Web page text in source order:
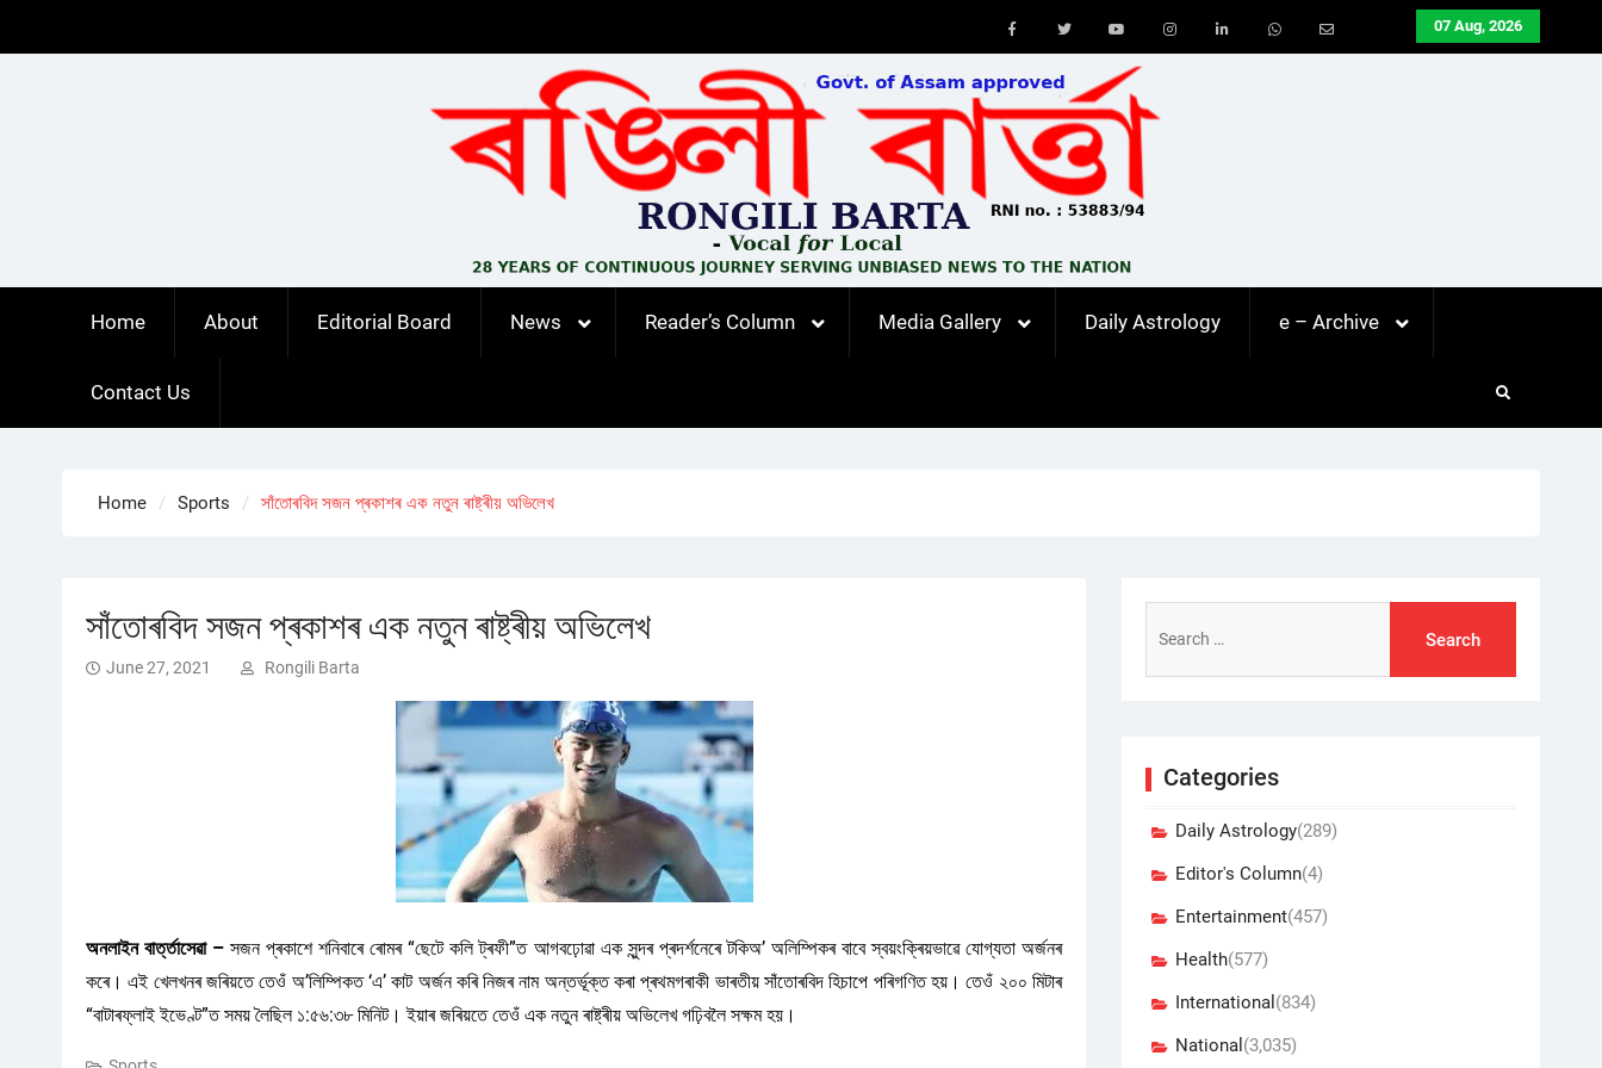
07 Aug, 2026
Youtube
Home About Editorial Board News Reader’s Column Media Gallery Daily Astrology e – Archive
Contact Us
Home Sports সাঁতোৰবিদ সজন প্ৰকাশৰ এক নতুন ৰাষ্ট্ৰীয় অভিলেখ
সাঁতোৰবিদ সজন প্ৰকাশৰ এক নতুন ৰাষ্ট্ৰীয় অভিলেখ
June 27, 2021 Rongili Barta
অনলাইন বাৰ্ত্তাসেৱা – সজন প্ৰকাশে শনিবাৰে ৰোমৰ “ছেটে কলি ট্ৰফী”ত আগবঢ়োৱা এক সুন্দৰ প্ৰদৰ্শনেৰে টকিঅ’ অলিম্পিকৰ বাবে স্বয়ংক্ৰিয়ভাৱে যোগ্যতা অৰ্জনৰ
কৰে। এই খেলখনৰ জৰিয়তে তেওঁ অ’লিম্পিকত ‘এ’ কাট অৰ্জন কৰি নিজৰ নাম অন্তৰ্ভূক্ত কৰা প্ৰথমগৰাকী ভাৰতীয় সাঁতোৰবিদ হিচাপে পৰিগণিত হয়। তেওঁ ২০০ মিটাৰ
“বাটাৰফ্লাই ইভেণ্ট”ত সময় লৈছিল ১:৫৬:৩৮ মিনিট। ইয়াৰ জৰিয়তে তেওঁ এক নতুন ৰাষ্ট্ৰীয় অভিলেখ গঢ়িবলৈ সক্ষম হয়।
for:
Categories
Daily Astrology(289)
Editor's Column(4)
Entertainment(457)
Health(577)
International (834)
National (3,035)